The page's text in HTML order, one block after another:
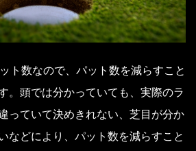
ト数なので、パット数を減らすこと
。頭では分かっていても、実際のラ
っていて決めきれない、芝目が分か
などにより、パット数を減らすこと